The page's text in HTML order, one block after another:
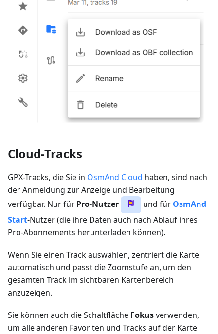
Cloud-Tracks
GPX-Tracks, die Sie in OsmAnd Cloud haben, sind nach
der Anmeldung zur Anzeige und Bearbeitung
verfügbar. Nur für Pro-Nutzer und für OsmAnd
Start-Nutzer (die ihre Daten auch nach Ablauf ihres
Pro-Abonnements herunterladen können).
Wenn Sie einen Track auswählen, zentriert die Karte
automatisch und passt die Zoomstufe an, um den
gesamten Track im sichtbaren Kartenbereich
anzuzeigen.
Sie können auch die Schaltfläche Fokusverwenden,
um alle anderen Favoriten und Tracks auf der Karte